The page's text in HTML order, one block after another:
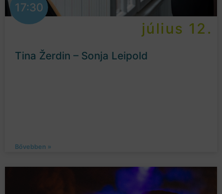
17:30
július 12.
Tina Žerdin – Sonja Leipold
Bővebben »